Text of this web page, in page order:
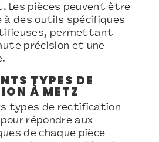
Les pièces peuvent être
à des outils spécifiques
permettant
précision et une
TYPES DE
À METZ
types de rectification
répondre aux
de chaque pièce